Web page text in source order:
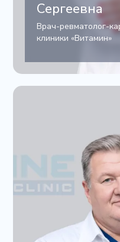
Сергеевна
Врач-ревматолог-
клиники «Витамин»